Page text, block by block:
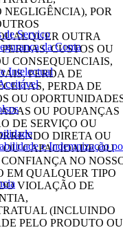
de Serviço
da Conta
Intelectual
e Indemnização
POR
OUTRA
CUSTOS OU
CONSEQUENCIAIS,
PERDA DE
PERDA DE
OU
OU POUPANÇAS
DE SERVIÇO OU
DIRETA OU
CAPACIDADE OU
NO
EM QUALQUER TIPO
VIOLAÇÃO DE
(INCLUINDO
PELO PRODUTO OU